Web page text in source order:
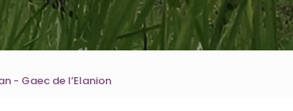
- Gaec de l’Elanion